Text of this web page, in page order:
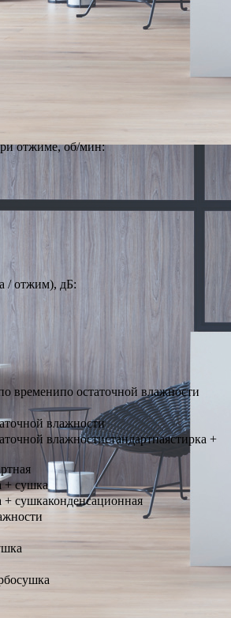
отжиме, об/мин:
/ отжим), дБ:
временипо остаточной влажности
влажности
влажностистандартнаястирка +
+ сушка
+ сушкаконденсационная